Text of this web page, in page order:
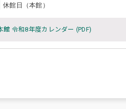
休館日（本館）
館 令和8年度カレンダー (PDF)